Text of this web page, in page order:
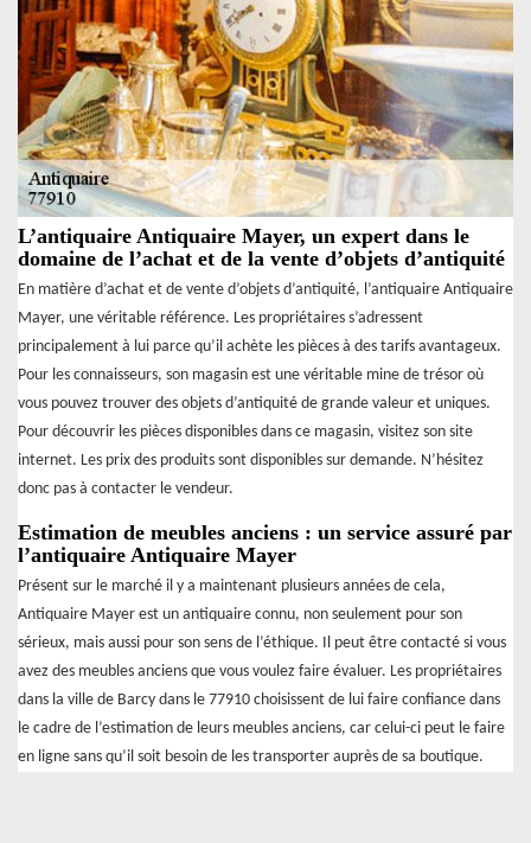
L’antiquaire Antiquaire Mayer, un expert dans le
domaine de l’achat et de la vente d’objets d’antiquité
En matière d’achat et de vente d’objets d’antiquité, l’antiquaire Antiquaire
Mayer, une véritable référence. Les propriétaires s’adressent
principalement à lui parce qu’il achète les pièces à des tarifs avantageux.
Pour les connaisseurs, son magasin est une véritable mine de trésor où
vous pouvez trouver des objets d’antiquité de grande valeur et uniques.
Pour découvrir les pièces disponibles dans ce magasin, visitez son site
internet. Les prix des produits sont disponibles sur demande. N’hésitez
donc pas à contacter le vendeur.
Estimation de meubles anciens : un service assuré par
l’antiquaire Antiquaire Mayer
Présent sur le marché il y a maintenant plusieurs années de cela,
Antiquaire Mayer est un antiquaire connu, non seulement pour son
sérieux, mais aussi pour son sens de l’éthique. Il peut être contacté si vous
avez des meubles anciens que vous voulez faire évaluer. Les propriétaires
dans la ville de Barcy dans le 77910 choisissent de lui faire confiance dans
le cadre de l’estimation de leurs meubles anciens, car celui-ci peut le faire
en ligne sans qu’il soit besoin de les transporter auprès de sa boutique.